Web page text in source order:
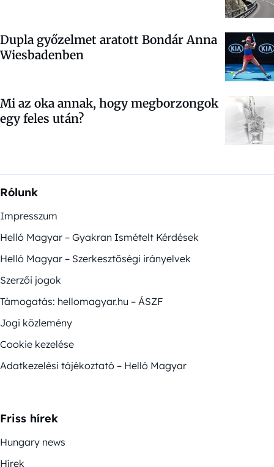
Dupla győzelmet aratott Bondár Anna
Wiesbadenben
Mi az oka annak, hogy megborzongok
egy feles után?
Rólunk
Impresszum
Helló Magyar – Gyakran Ismételt Kérdések
Helló Magyar – Szerkesztőségi irányelvek
Szerzői jogok
Támogatás: hellomagyar.hu – ÁSZF
Jogi közlemény
Cookie kezelése
Adatkezelési tájékoztató – Helló Magyar
Friss hírek
Hungary news
Hírek